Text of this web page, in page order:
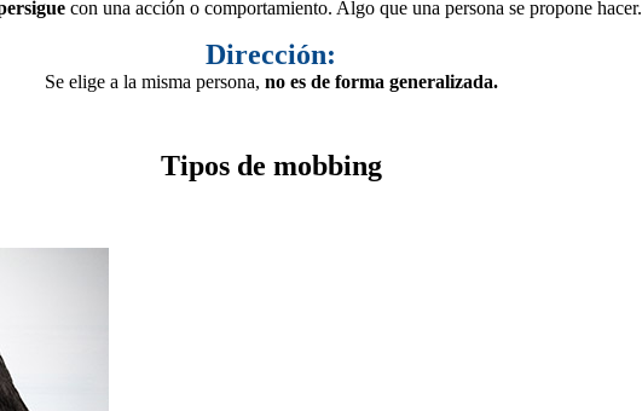
con una acción o comportamiento. Algo que una persona se propone hacer.
Dirección:
Se elige a la misma persona, no es de forma generalizada.
Tipos de mobbing